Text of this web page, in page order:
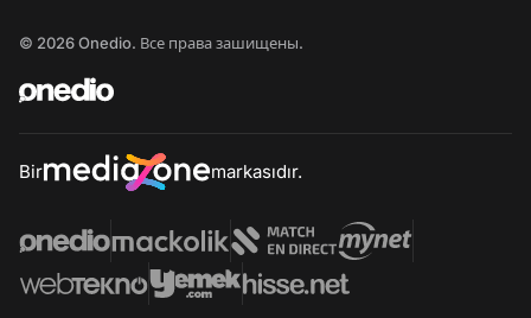
© 2026 Onedio. Все права зашищены.
Bir markasıdır.